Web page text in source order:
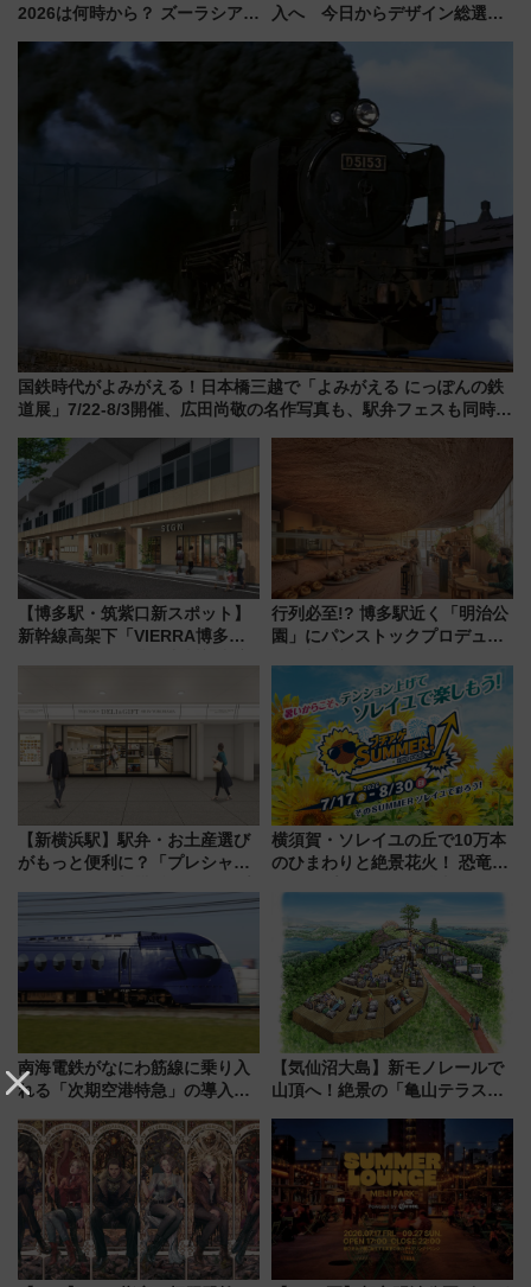
2026は何時から？ ズーラシア・
見どころ、限定イベントを徹底
入へ 今日からデザイン総選挙
国鉄時代がよみがえる！日本橋三越で「よみがえる にっぽんの鉄
道展」7/22-8/3開催、広田尚敬の名作写真も、駅弁フェスも同時開
【博多駅・筑紫口新スポット】
新幹線高架下「VIERRA博多テ
行列必至!? 博多駅近く「明治公
園」にパンストックプロデュー
オープン 秋からはビストロ営業
も！
【新横浜駅】駅弁・お土産選び
がもっと便利に？「プレシャス
ン 場所や営業時間・限定弁当
を紹介
横須賀・ソレイユの丘で10万本
のひまわりと絶景花火！ 恐竜や
帰りお出かけ最新情報（2026年
7月17日～開催）
南海電鉄がなにわ筋線に乗り入
れる「次期空港特急」の導入を
日本初の鉄道デザイン
【気仙沼大島】新モノレールで
山頂へ！絶景の「亀山テラス
暇村のお得な日帰りプランも登
場